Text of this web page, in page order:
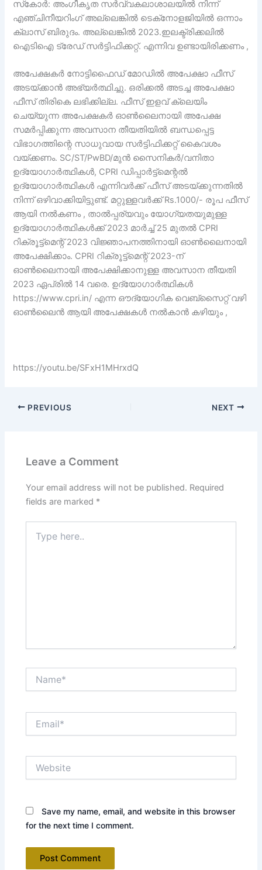
സ്‌കോർ: അംഗീകൃത സർവ്വകലാശാലയിൽ നിന്ന്
എഞ്ചിനീയറിംഗ് അല്ലെങ്കിൽ ടെക്‌നോളജിയിൽ ഒന്നാം
ക്ലാസ് ബിരുദം. അല്ലെങ്കിൽ 2023.ഇലക്ട്രിക്കലിൽ
ഐടിഐ ട്രേഡ് സർട്ടിഫിക്കറ്റ്. എന്നിവ ഉണ്ടായിരിക്കണം ,
അപേക്ഷകർ നോട്ടിഫൈഡ് മോഡിൽ അപേക്ഷാ ഫീസ്
അടയ്‌ക്കാൻ അഭ്യർത്ഥിച്ചു. ഒരിക്കൽ അടച്ച അപേക്ഷാ
ഫീസ് തിരികെ ലഭിക്കില്ല. ഫീസ് ഇളവ് ക്ലെയിം
ചെയ്യുന്ന അപേക്ഷകർ ഓൺലൈനായി അപേക്ഷ
സമർപ്പിക്കുന്ന അവസാന തീയതിയിൽ ബന്ധപ്പെട്ട
വിഭാഗത്തിന്റെ സാധുവായ സർട്ടിഫിക്കറ്റ് കൈവശം
വയ്ക്കണം. SC/ST/PwBD/മുൻ സൈനികർ/വനിതാ
ഉദ്യോഗാർത്ഥികൾ, CPRI ഡിപ്പാർട്ട്മെന്റൽ
ഉദ്യോഗാർത്ഥികൾ എന്നിവർക്ക് ഫീസ് അടയ്ക്കുന്നതിൽ
നിന്ന് ഒഴിവാക്കിയിട്ടുണ്ട്. മറ്റുള്ളവർക്ക് Rs.1000/- രൂപ ഫീസ്
ആയി നൽകണം , താൽപ്പര്യവും യോഗ്യതയുമുള്ള
ഉദ്യോഗാർത്ഥികൾക്ക് 2023 മാർച്ച് 25 മുതൽ CPRI
റിക്രൂട്ട്‌മെന്റ് 2023 വിജ്ഞാപനത്തിനായി ഓൺലൈനായി
അപേക്ഷിക്കാം. CPRI റിക്രൂട്ട്‌മെന്റ് 2023-ന്
ഓൺലൈനായി അപേക്ഷിക്കാനുള്ള അവസാന തീയതി
2023 ഏപ്രിൽ 14 വരെ. ഉദ്യോഗാർത്ഥികൾ
https://www.cpri.in/ എന്ന ഔദ്യോഗിക വെബ്സൈറ്റ് വഴി
ഓൺലൈൻ ആയി അപേക്ഷകൾ നൽകാൻ കഴിയും ,
https://youtu.be/SFxH1MHrxdQ
PREVIOUS NEXT
Leave a Comment
Your email address will not be published. Required
fields are marked *
here..
Save my name, email, and website in this browser
for the next time I comment.